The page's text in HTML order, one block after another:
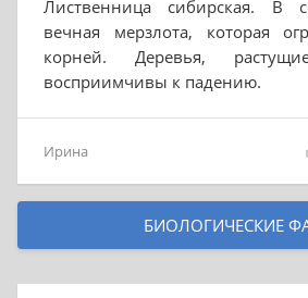
Лиственница сибирская. В
вечная мерзлота, которая
корней. Деревья,
восприимчивы к падению.
Ирина
БИОЛОГИЧЕСКИЕ